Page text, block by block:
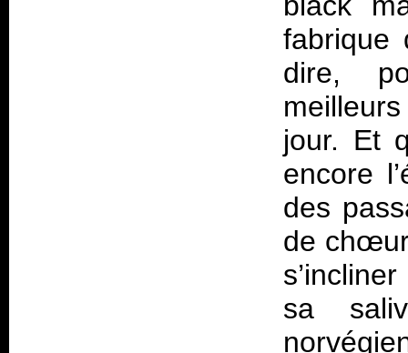
fabrique
dire,
jour. Et
encore
des
de
sa